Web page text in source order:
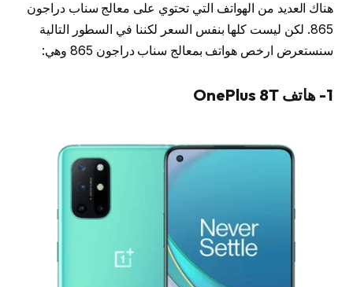
هناك العديد من الهواتف التي تحتوي على معالج سناب دراجون
865. لكن ليست كلها بنفس السعر لكننا في السطور التالية
سنستعرض ارخص هواتف بمعالج سناب دراجون 865 وهي:
1- هاتف OnePlus 8T